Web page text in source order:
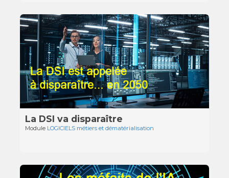
La DSI va disparaître
Module LOGICIELS métiers et dématérialisation